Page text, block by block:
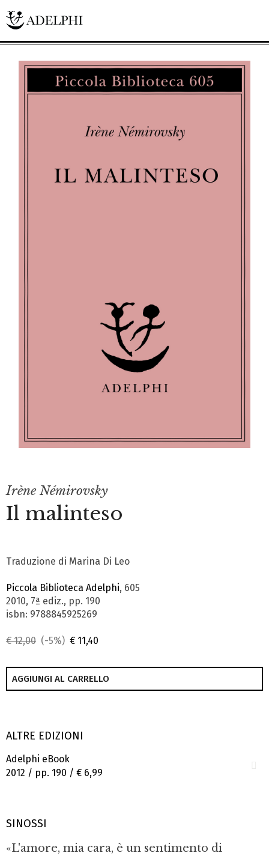
Irène Némirovsky
Il malinteso
Traduzione di Marina Di Leo
Piccola Biblioteca Adelphi, 605
2010, 7ª ediz., pp. 190
isbn: 9788845925269
€ 12,00 (-5%) € 11,40
AGGIUNGI AL CARRELLO
ALTRE EDIZIONI
Adelphi eBook
2012 / pp. 190 / € 6,99
SINOSSI
«L'amore, mia cara, è un sentimento di